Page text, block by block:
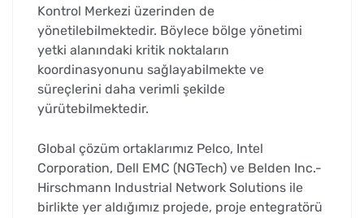
Kontrol Merkezi üzerinden de
yönetilebilmektedir. Böylece bölge yönetimi
yetki alanındaki kritik noktaların
koordinasyonunu sağlayabilmekte ve
süreçlerini daha verimli şekilde
yürütebilmektedir.
Global çözüm ortaklarımız Pelco, Intel
Corporation, Dell EMC (NGTech) ve Belden Inc.-
Hirschmann Industrial Network Solutions ile
birlikte yer aldığımız projede, proje entegratörü